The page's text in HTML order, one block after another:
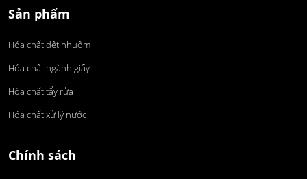
Sản phẩm
Hóa chất dệt nhuộm
Hóa chất ngành giấy
Hóa chất tẩy rửa
Hóa chất xử lý nước
Chính sách